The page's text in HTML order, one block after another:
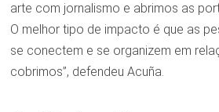
arte com jornalismo e abrimos as
O melhor tipo de impacto é que as
se conectem e se organizem em
cobrimos”, defendeu Acuña.